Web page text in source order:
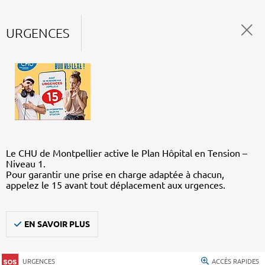
URGENCES
Le CHU de Montpellier active le Plan Hôpital en Tension –
Niveau 1.
Pour garantir une prise en charge adaptée à chacun,
appelez le 15 avant tout déplacement aux urgences.
EN SAVOIR PLUS
URGENCES ACCÈS RAPIDES